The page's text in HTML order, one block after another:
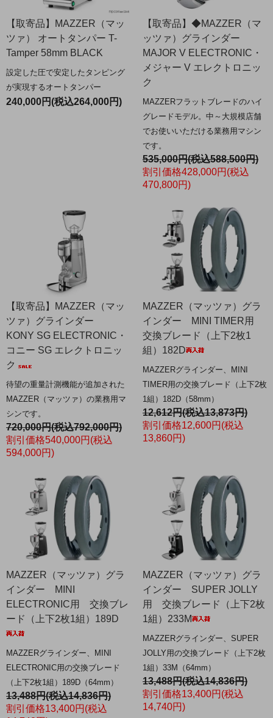
【取寄品】MAZZER（マッ
ツァ） オートタンパー T-
Tamper 58mm BLACK
設定した圧で安定したタンピング
が実現するオートタンパー
240,000円(税込264,000円)
【取寄品】◆MAZZER（マ
ッツァ）グラインダー
MAJOR V ELECTRONIC・
メジャー V エレクトロニッ
ク
MAZZERフラットブレードのハイ
グレードモデル。中～大規模店舗
でお使いいただける業務用マシン
です。
535,000円(税込588,500円)
割引価格428,000円(税込
470,800円)
【取寄品】MAZZER（マッ
ツァ）グラインダー
KONY SG ELECTRONIC・
コニー SG エレクトロニッ
ク
待望の重量計測機能が追加された
MAZZER（マッツァ）の業務用マ
シンです。
720,000円(税込792,000円)
割引価格540,000円(税込
594,000円)
MAZZER（マッツァ）グラ
インダー MINI TIMER用
交換ブレード（上下2枚1
組）182D
MAZZERグラインダー、MINI
TIMER用の交換ブレード（上下2枚
1組）182D（58mm）
12,612円(税込13,873円)
割引価格12,600円(税込
13,860円)
MAZZER（マッツァ）グラ
インダー MINI
ELECTRONIC用 交換ブレ
ード（上下2枚1組）189D
MAZZERグラインダー、MINI
ELECTRONIC用の交換ブレード
（上下2枚1組）189D（64mm）
13,488円(税込14,836円)
割引価格13,400円(税込
MAZZER（マッツァ）グラ
インダー SUPER JOLLY
用 交換ブレード（上下2枚
1組）233M
MAZZERグラインダー、SUPER
JOLLY用の交換ブレード（上下2枚
1組）33M（64mm）
13,488円(税込14,836円)
割引価格13,400円(税込
14,740円)